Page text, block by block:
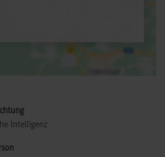
Intelligenz